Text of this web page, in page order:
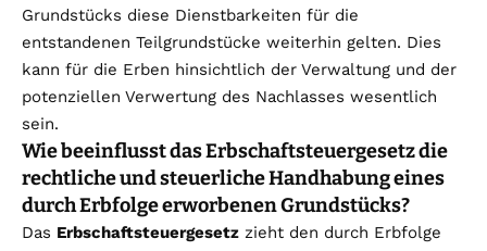
Grundstücks diese Dienstbarkeiten für die
entstandenen Teilgrundstücke weiterhin gelten. Dies
kann für die Erben hinsichtlich der Verwaltung und der
potenziellen Verwertung des Nachlasses wesentlich
sein.
Wie beeinflusst das Erbschaftsteuergesetz die
rechtliche und steuerliche Handhabung eines
durch Erbfolge erworbenen Grundstücks?
Das Erbschaftsteuergesetz zieht den durch Erbfolge